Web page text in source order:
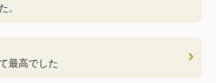
。
最高でした